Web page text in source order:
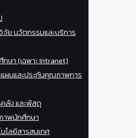
จัย นวัตกรรมและบริการ
ษา (เฉพาะ Intranet)
แผนและประกันคุณภาพการ
ลัง และพัสดุ
พนักศึกษา
โลยีสารสนเทศ